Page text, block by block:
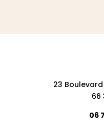
23
66
06